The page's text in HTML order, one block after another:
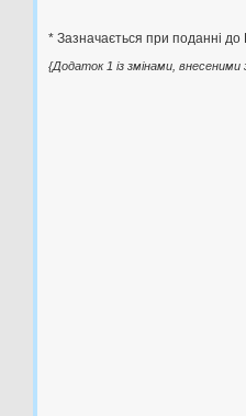
* Зазначається при поданні до
{Додаток 1 із змінами, внесеними